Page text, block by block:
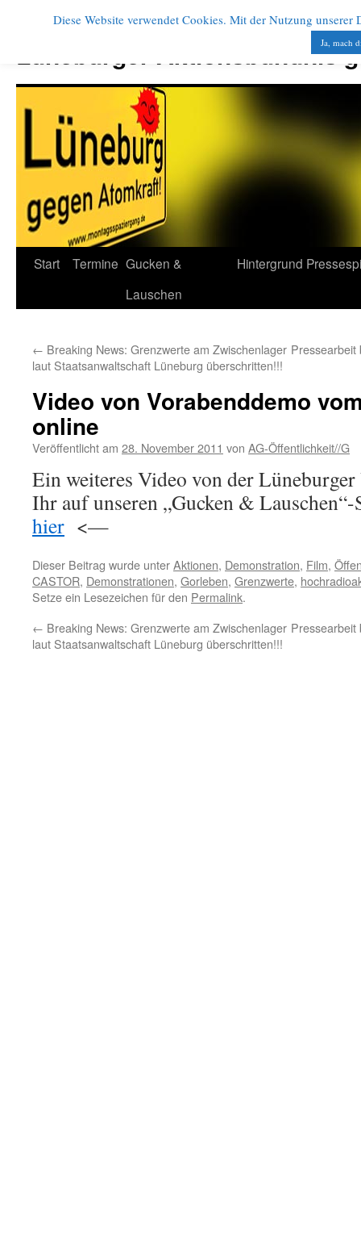
Lüneburger Aktionsbündnis
Start Termine Gucken &
Lauschen
Hintergrund
← Breaking News: Grenzwerte am Zwischenlager
laut Staatsanwaltschaft Lüneburg überschritten!!!
Pressearbeit
Video von Vorabenddemo
online
Veröffentlicht am 28. November 2011 von AG-Öffentlichkeit//G
Ein weiteres Video von der
Ihr auf unseren „Gucken &
hier <—
Dieser Beitrag wurde unterAktionen, Demonstration, Film,
CASTOR, Demonstrationen, Gorleben, Grenzwerte,
Setze ein Lesezeichen für den Permalink.
← Breaking News: Grenzwerte am Zwischenlager
laut Staatsanwaltschaft Lüneburg überschritten!!!
Pressearbeit
Diese Website verwendet Cookies. Mit der Nutzung
Ja, mach